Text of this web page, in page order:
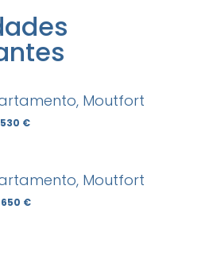
Moutfort
€
Moutfort
€